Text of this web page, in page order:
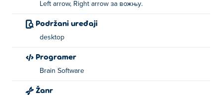
Left arrow, Right arrow за вожњу.
Podržani uređaji
desktop
Programer
Brain Software
Žanr